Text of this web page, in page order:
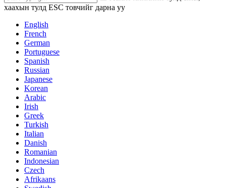
хаахын тулд ESC товчийг дарна уу
English
French
German
Portuguese
Spanish
Russian
Japanese
Korean
Arabic
Irish
Greek
Turkish
Italian
Danish
Romanian
Indonesian
Czech
Afrikaans